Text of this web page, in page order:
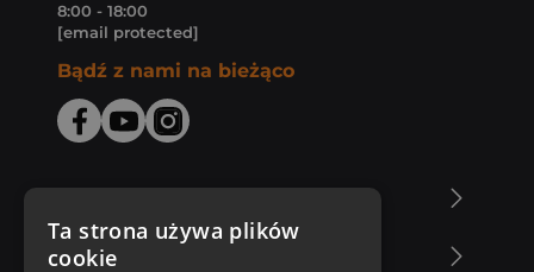
8:00 - 18:00
[email protected]
Bądź z nami na bieżąco
Zakupy u nas
Ta strona używa plików
cookie